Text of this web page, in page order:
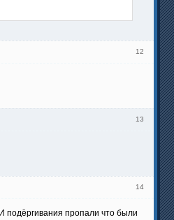
12
13
14
подёргивания пропали что были